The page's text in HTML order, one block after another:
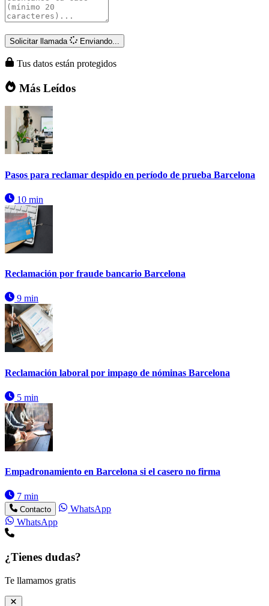
Solicitar llamada Enviando...
Tus datos están protegidos
Más Leídos
Pasos para reclamar despido en período de prueba Barcelona
10 min
Reclamación por fraude bancario Barcelona
9 min
Reclamación laboral por impago de nóminas Barcelona
5 min
Empadronamiento en Barcelona si el casero no firma
7 min
Contacto
WhatsApp
WhatsApp
¿Tienes dudas?
Te llamamos gratis